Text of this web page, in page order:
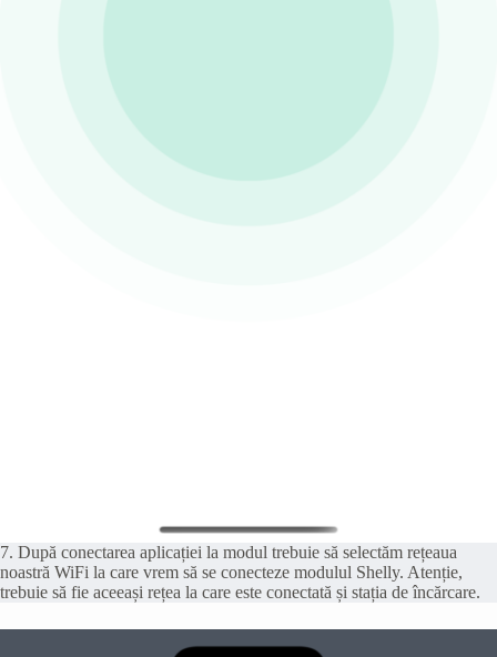
7. După conectarea aplicației la modul trebuie să selectăm rețeaua
noastră WiFi la care vrem să se conecteze modulul Shelly. Atenție,
trebuie să fie aceeași rețea la care este conectată și stația de încărcare.